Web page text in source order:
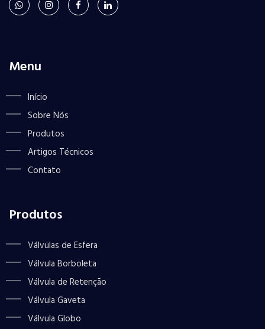
Menu
Início
Sobre Nós
Produtos
Artigos Técnicos
Contato
Produtos
Válvulas de Esfera
Válvula Borboleta
Válvula de Retenção
Válvula Gaveta
Válvula Globo